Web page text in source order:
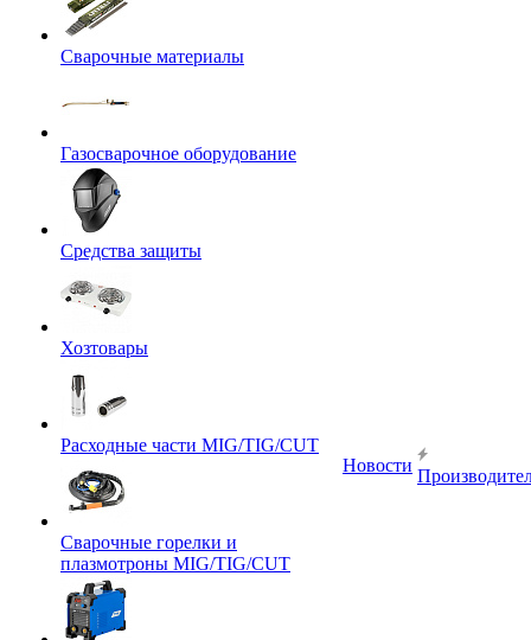
Сварочные материалы
Газосварочное оборудование
Средства защиты
Хозтовары
Расходные части MIG/TIG/CUT
Сварочные горелки и
плазмотроны MIG/TIG/CUT
Новости